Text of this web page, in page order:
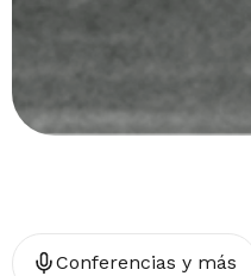
Conferencias y más